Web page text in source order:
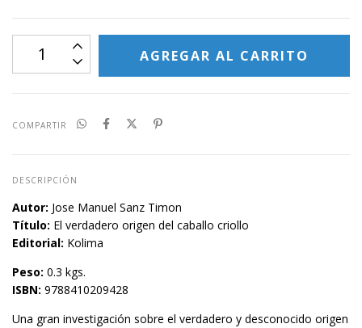
COMPARTIR
DESCRIPCIÓN
Autor: Jose Manuel Sanz Timon
Título: El verdadero origen del caballo criollo
Editorial: Kolima
Peso: 0.3 kgs.
ISBN: 9788410209428
Una gran investigación sobre el verdadero y desconocido origen